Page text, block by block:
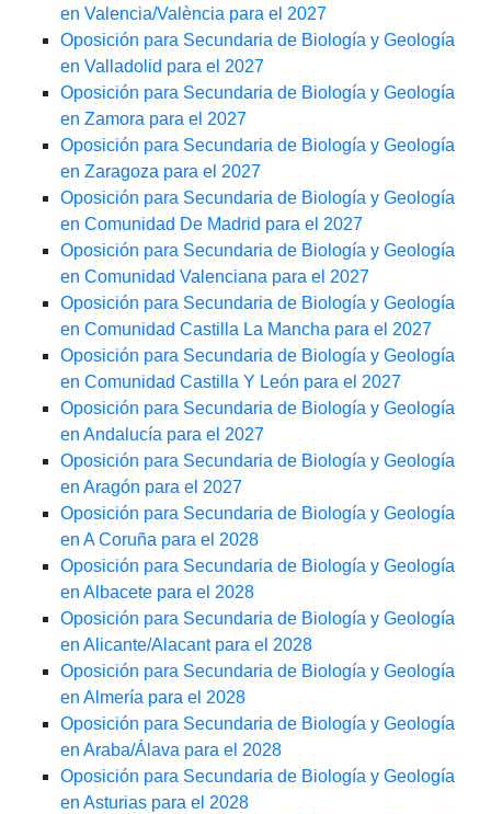
en Valencia/València para el 2027
Oposición para Secundaria de Biología y Geología
en Valladolid para el 2027
Oposición para Secundaria de Biología y Geología
en Zamora para el 2027
Oposición para Secundaria de Biología y Geología
en Zaragoza para el 2027
Oposición para Secundaria de Biología y Geología
en Comunidad De Madrid para el 2027
Oposición para Secundaria de Biología y Geología
en Comunidad Valenciana para el 2027
Oposición para Secundaria de Biología y Geología
en Comunidad Castilla La Mancha para el 2027
Oposición para Secundaria de Biología y Geología
en Comunidad Castilla Y León para el 2027
Oposición para Secundaria de Biología y Geología
en Andalucía para el 2027
Oposición para Secundaria de Biología y Geología
en Aragón para el 2027
Oposición para Secundaria de Biología y Geología
en A Coruña para el 2028
Oposición para Secundaria de Biología y Geología
en Albacete para el 2028
Oposición para Secundaria de Biología y Geología
en Alicante/Alacant para el 2028
Oposición para Secundaria de Biología y Geología
en Almería para el 2028
Oposición para Secundaria de Biología y Geología
en Araba/Álava para el 2028
Oposición para Secundaria de Biología y Geología
en Asturias para el 2028